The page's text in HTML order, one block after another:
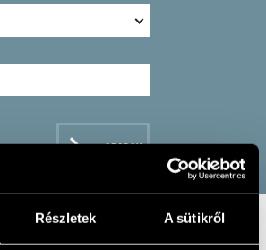
Részletek A sütikről
SEARCH